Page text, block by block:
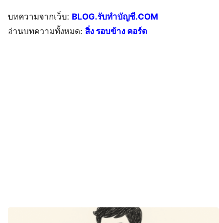
บทความจากเว็บ: BLOG.รับทำบัญชี.COM
อ่านบทความทั้งหมด: สิ่ง รอบข้าง คอร์ด